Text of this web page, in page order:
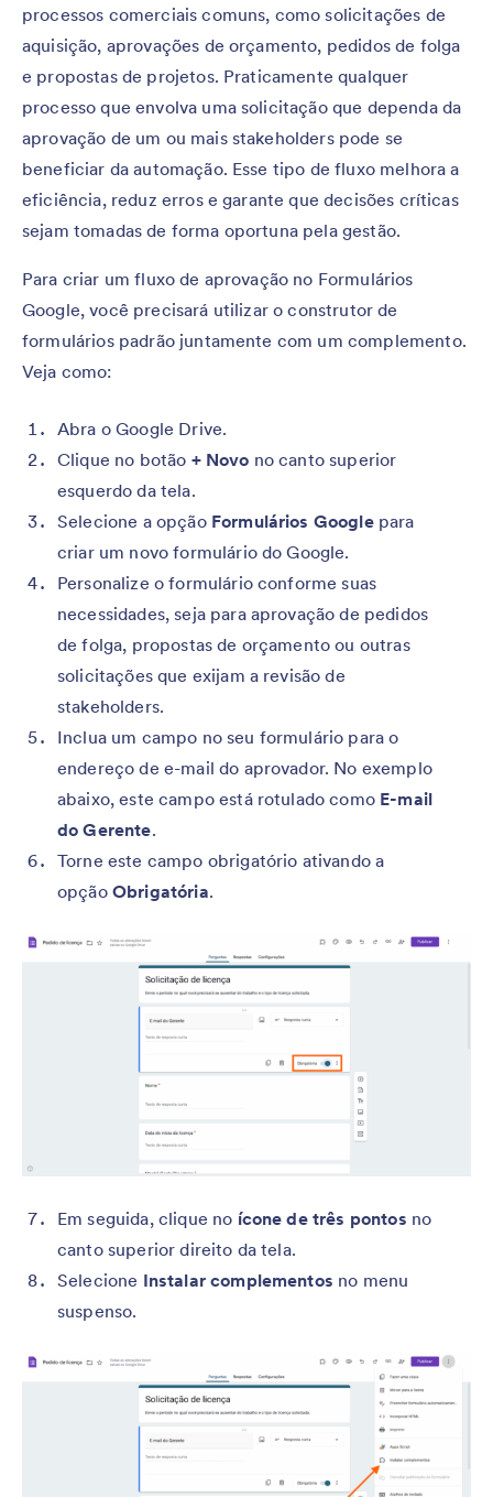
processos comerciais comuns, como solicitações de
aquisição, aprovações de orçamento, pedidos de folga
e propostas de projetos. Praticamente qualquer
processo que envolva uma solicitação que dependa da
aprovação de um ou mais stakeholders pode se
beneficiar da automação. Esse tipo de fluxo melhora a
eficiência, reduz erros e garante que decisões críticas
sejam tomadas de forma oportuna pela gestão.
Para criar um fluxo de aprovação no Formulários
Google, você precisará utilizar o construtor de
formulários padrão juntamente com um complemento.
Veja como:
Abra o Google Drive.
Clique no botão + Novo no canto superior
esquerdo da tela.
Selecione a opção Formulários Googlepara
criar um novo formulário do Google.
Personalize o formulário conforme suas
necessidades, seja para aprovação de pedidos
de folga, propostas de orçamento ou outras
solicitações que exijam a revisão de
stakeholders.
Inclua um campo no seu formulário para o
endereço de e-mail do aprovador. No exemplo
abaixo, este campo está rotulado como E-mail
do Gerente.
Torne este campo obrigatório ativando a
opção Obrigatória.
Em seguida, clique no ícone de três pontos no
canto superior direito da tela.
Selecione Instalar complementos no menu
suspenso.